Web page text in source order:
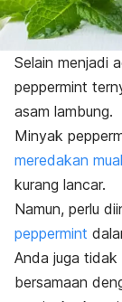
Selain menjadi
peppermint
asam lambung.
Minyak
meredakan mual
kurang lancar.
Namun, perlu
peppermint
Anda juga tidak
bersamaan